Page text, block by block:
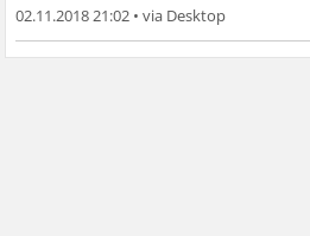
02.11.2018 21:02 •